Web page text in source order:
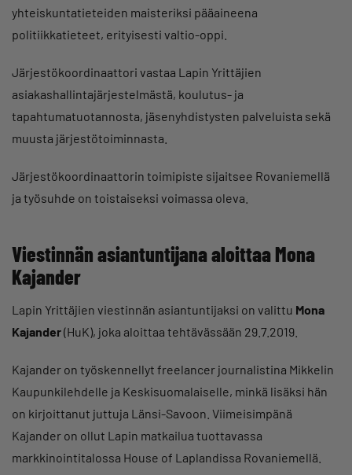
yhteiskuntatieteiden maisteriksi pääaineena
politiikkatieteet, erityisesti valtio-oppi.
Järjestökoordinaattori vastaa Lapin Yrittäjien
asiakashallintajärjestelmästä, koulutus- ja
tapahtumatuotannosta, jäsenyhdistysten palveluista sekä
muusta järjestötoiminnasta.
Järjestökoordinaattorin toimipiste sijaitsee Rovaniemellä
ja työsuhde on toistaiseksi voimassa oleva.
Viestinnän asiantuntijana aloittaa Mona
Kajander
Lapin Yrittäjien viestinnän asiantuntijaksi on valittu Mona
Kajander(HuK), joka aloittaa tehtävässään 29.7.2019.
Kajander on työskennellyt freelancer journalistina Mikkelin
Kaupunkilehdelle ja Keskisuomalaiselle, minkä lisäksi hän
on kirjoittanut juttuja Länsi-Savoon. Viimeisimpänä
Kajander on ollut Lapin matkailua tuottavassa
markkinointitalossa House of Laplandissa Rovaniemellä.